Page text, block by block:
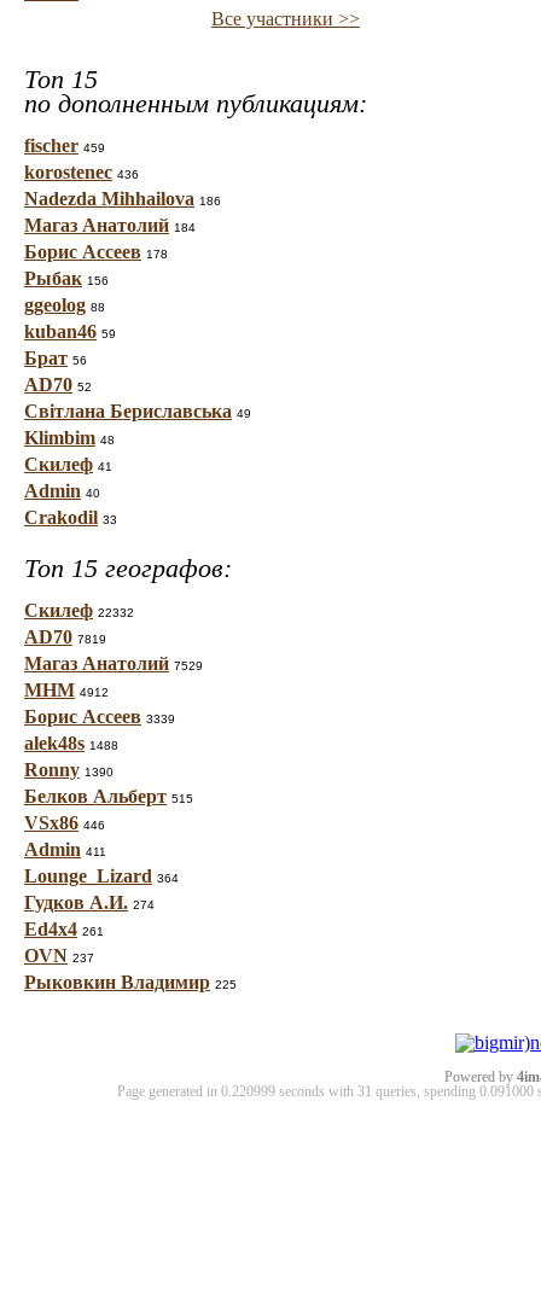
Все участники >>
Топ 15
по дополненным публикациям:
fischer 459
korostenec 436
Nadezda Mihhailova 186
Магаз Анатолий 184
Борис Ассеев 178
Рыбак 156
ggeolog 88
kuban46 59
Брат 56
AD70 52
Світлана Бериславська 49
Klimbim 48
Скилеф 41
Admin 40
Crakodil 33
Топ 15 географов:
Скилеф 22332
AD70 7819
Магаз Анатолий 7529
МНМ 4912
Борис Ассеев 3339
alek48s 1488
Ronny 1390
Белков Альберт 515
VSx86 446
Admin 411
Lounge_Lizard 364
Гудков А.И. 274
Ed4x4 261
OVN 237
Рыковкин Владимир 225
Powered by
Page generated in 0.220999 seconds with 31 queries, spending